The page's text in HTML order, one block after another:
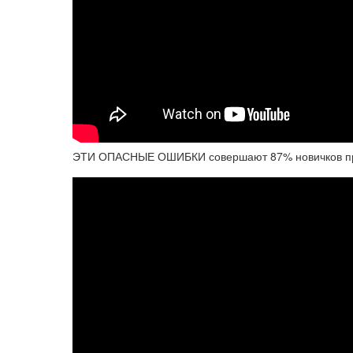
ЭТИ ОПАСНЫЕ ОШИБКИ совершают 87% новичков